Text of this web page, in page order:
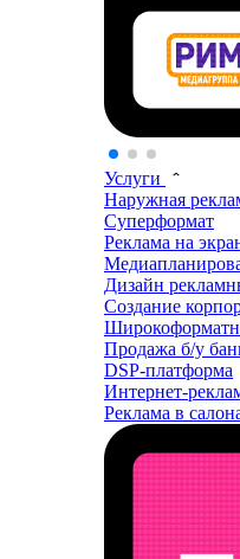
Услуги
Наружная
Суперформат
Реклама на
Дизайн
Создание
Продажа б/у
DSP-платформа
Интернет-
Реклама в